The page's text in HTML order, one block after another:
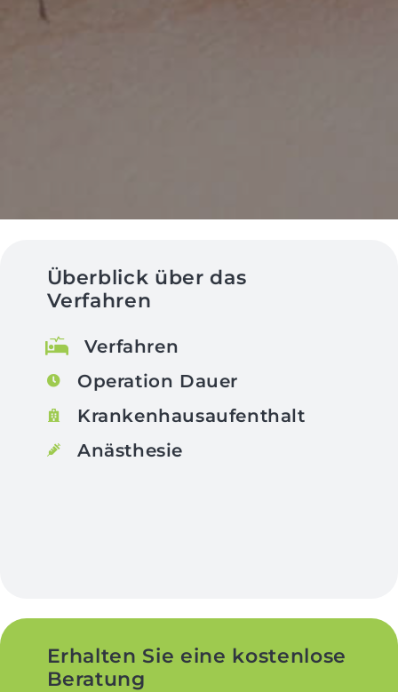
Überblick über das
Verfahren
Verfahren
Operation Dauer
Krankenhausaufenthalt
Anästhesie
Erhalten Sie eine kostenlose
Beratung